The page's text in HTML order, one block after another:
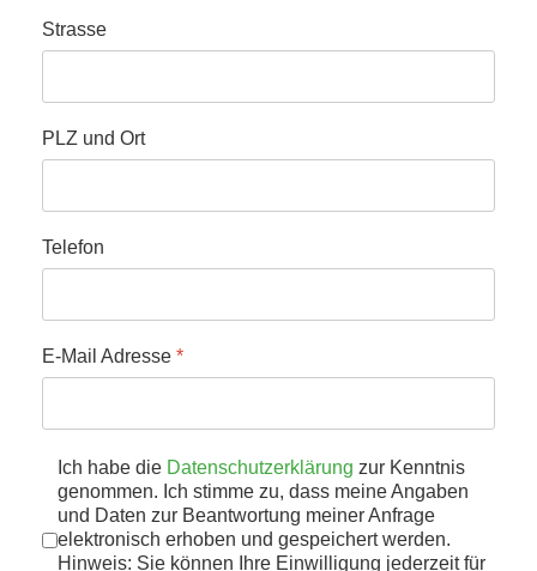
Strasse
PLZ und Ort
Telefon
E-Mail Adresse *
Datenschutz*
Ich habe die Datenschutzerklärung zur Kenntnis
genommen. Ich stimme zu, dass meine Angaben
und Daten zur Beantwortung meiner Anfrage
elektronisch erhoben und gespeichert werden.
Hinweis: Sie können Ihre Einwilligung jederzeit für